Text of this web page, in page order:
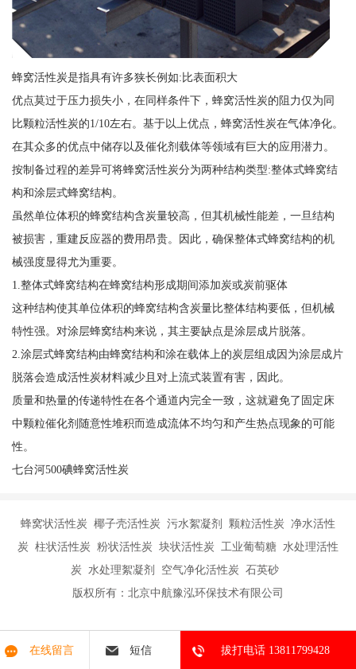
蜂窝活性炭是指具有许多狭长例如:比表面积大
优点莫过于压力损失小，在同样条件下，蜂窝活性炭的阻力仅为同
比颗粒活性炭的1/10左右。基于以上优点，蜂窝活性炭在气体净化。
在其众多的优点中储存以及催化剂载体等领域有巨大的应用潜力。
按制备过程的差异可将蜂窝活性炭分为两种结构类型:整体式蜂窝结
构和涂层式蜂窝结构。
虽然单位体积的蜂窝结构含炭量较高，但其机械性能差，一旦结构
被损害，重建反应器的费用昂贵。因此，确保整体式蜂窝结构的机
械强度显得尤为重要。
1.整体式蜂窝结构在蜂窝结构形成期间添加炭或炭前驱体
这种结构使其单位体积的蜂窝结构含炭量比整体结构要低，但机械
特性强。对涂层蜂窝结构来说，其主要缺点是涂层成片脱落。
2.涂层式蜂窝结构由蜂窝结构和涂在载体上的炭层组成因为涂层成片
脱落会造成活性炭材料减少且对上流式装置有害，因此。
质量和热量的传递特性在各个通道内完全一致，这就避免了固定床
中颗粒催化剂随意性堆积而造成流体不均匀和产生热点现象的可能
性。
七台河500碘蜂窝活性炭
蜂窝状活性炭 椰子壳活性炭 污水絮凝剂 颗粒活性炭 净水活性
炭 柱状活性炭 粉状活性炭 块状活性炭 工业葡萄糖 水处理活性
炭 水处理絮凝剂 空气净化活性炭 石英砂
版权所有：北京中航豫泓环保技术有限公司
在线留言 短信 拔打电话 13811799428